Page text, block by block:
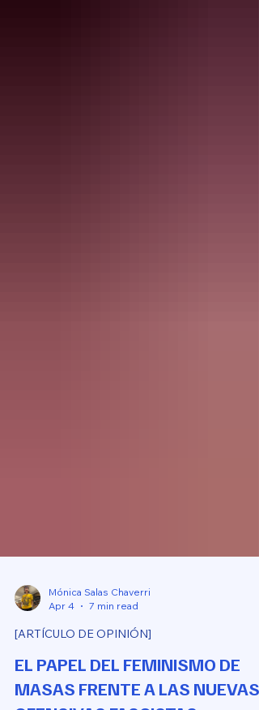
Apr 4
7 min read
[ARTÍCULO DE OPINIÓN]